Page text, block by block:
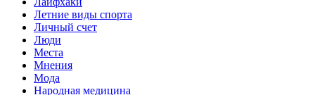
Летние виды спорта
Личный счет
Люди
Места
Мнения
Мода
Народная медицина